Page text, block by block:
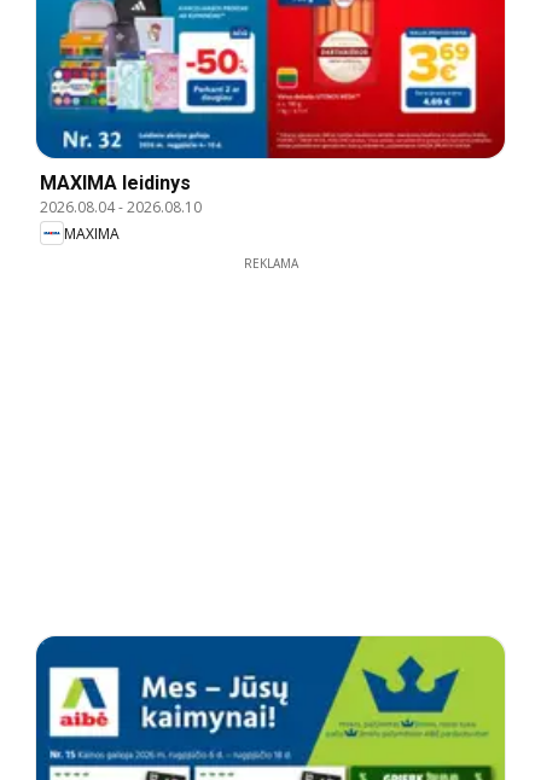
MAXIMA leidinys
2026.08.04-2026.08.10
MAXIMA
REKLAMA